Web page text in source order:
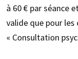
à 60 € par séance
valide que pour
« Consultation